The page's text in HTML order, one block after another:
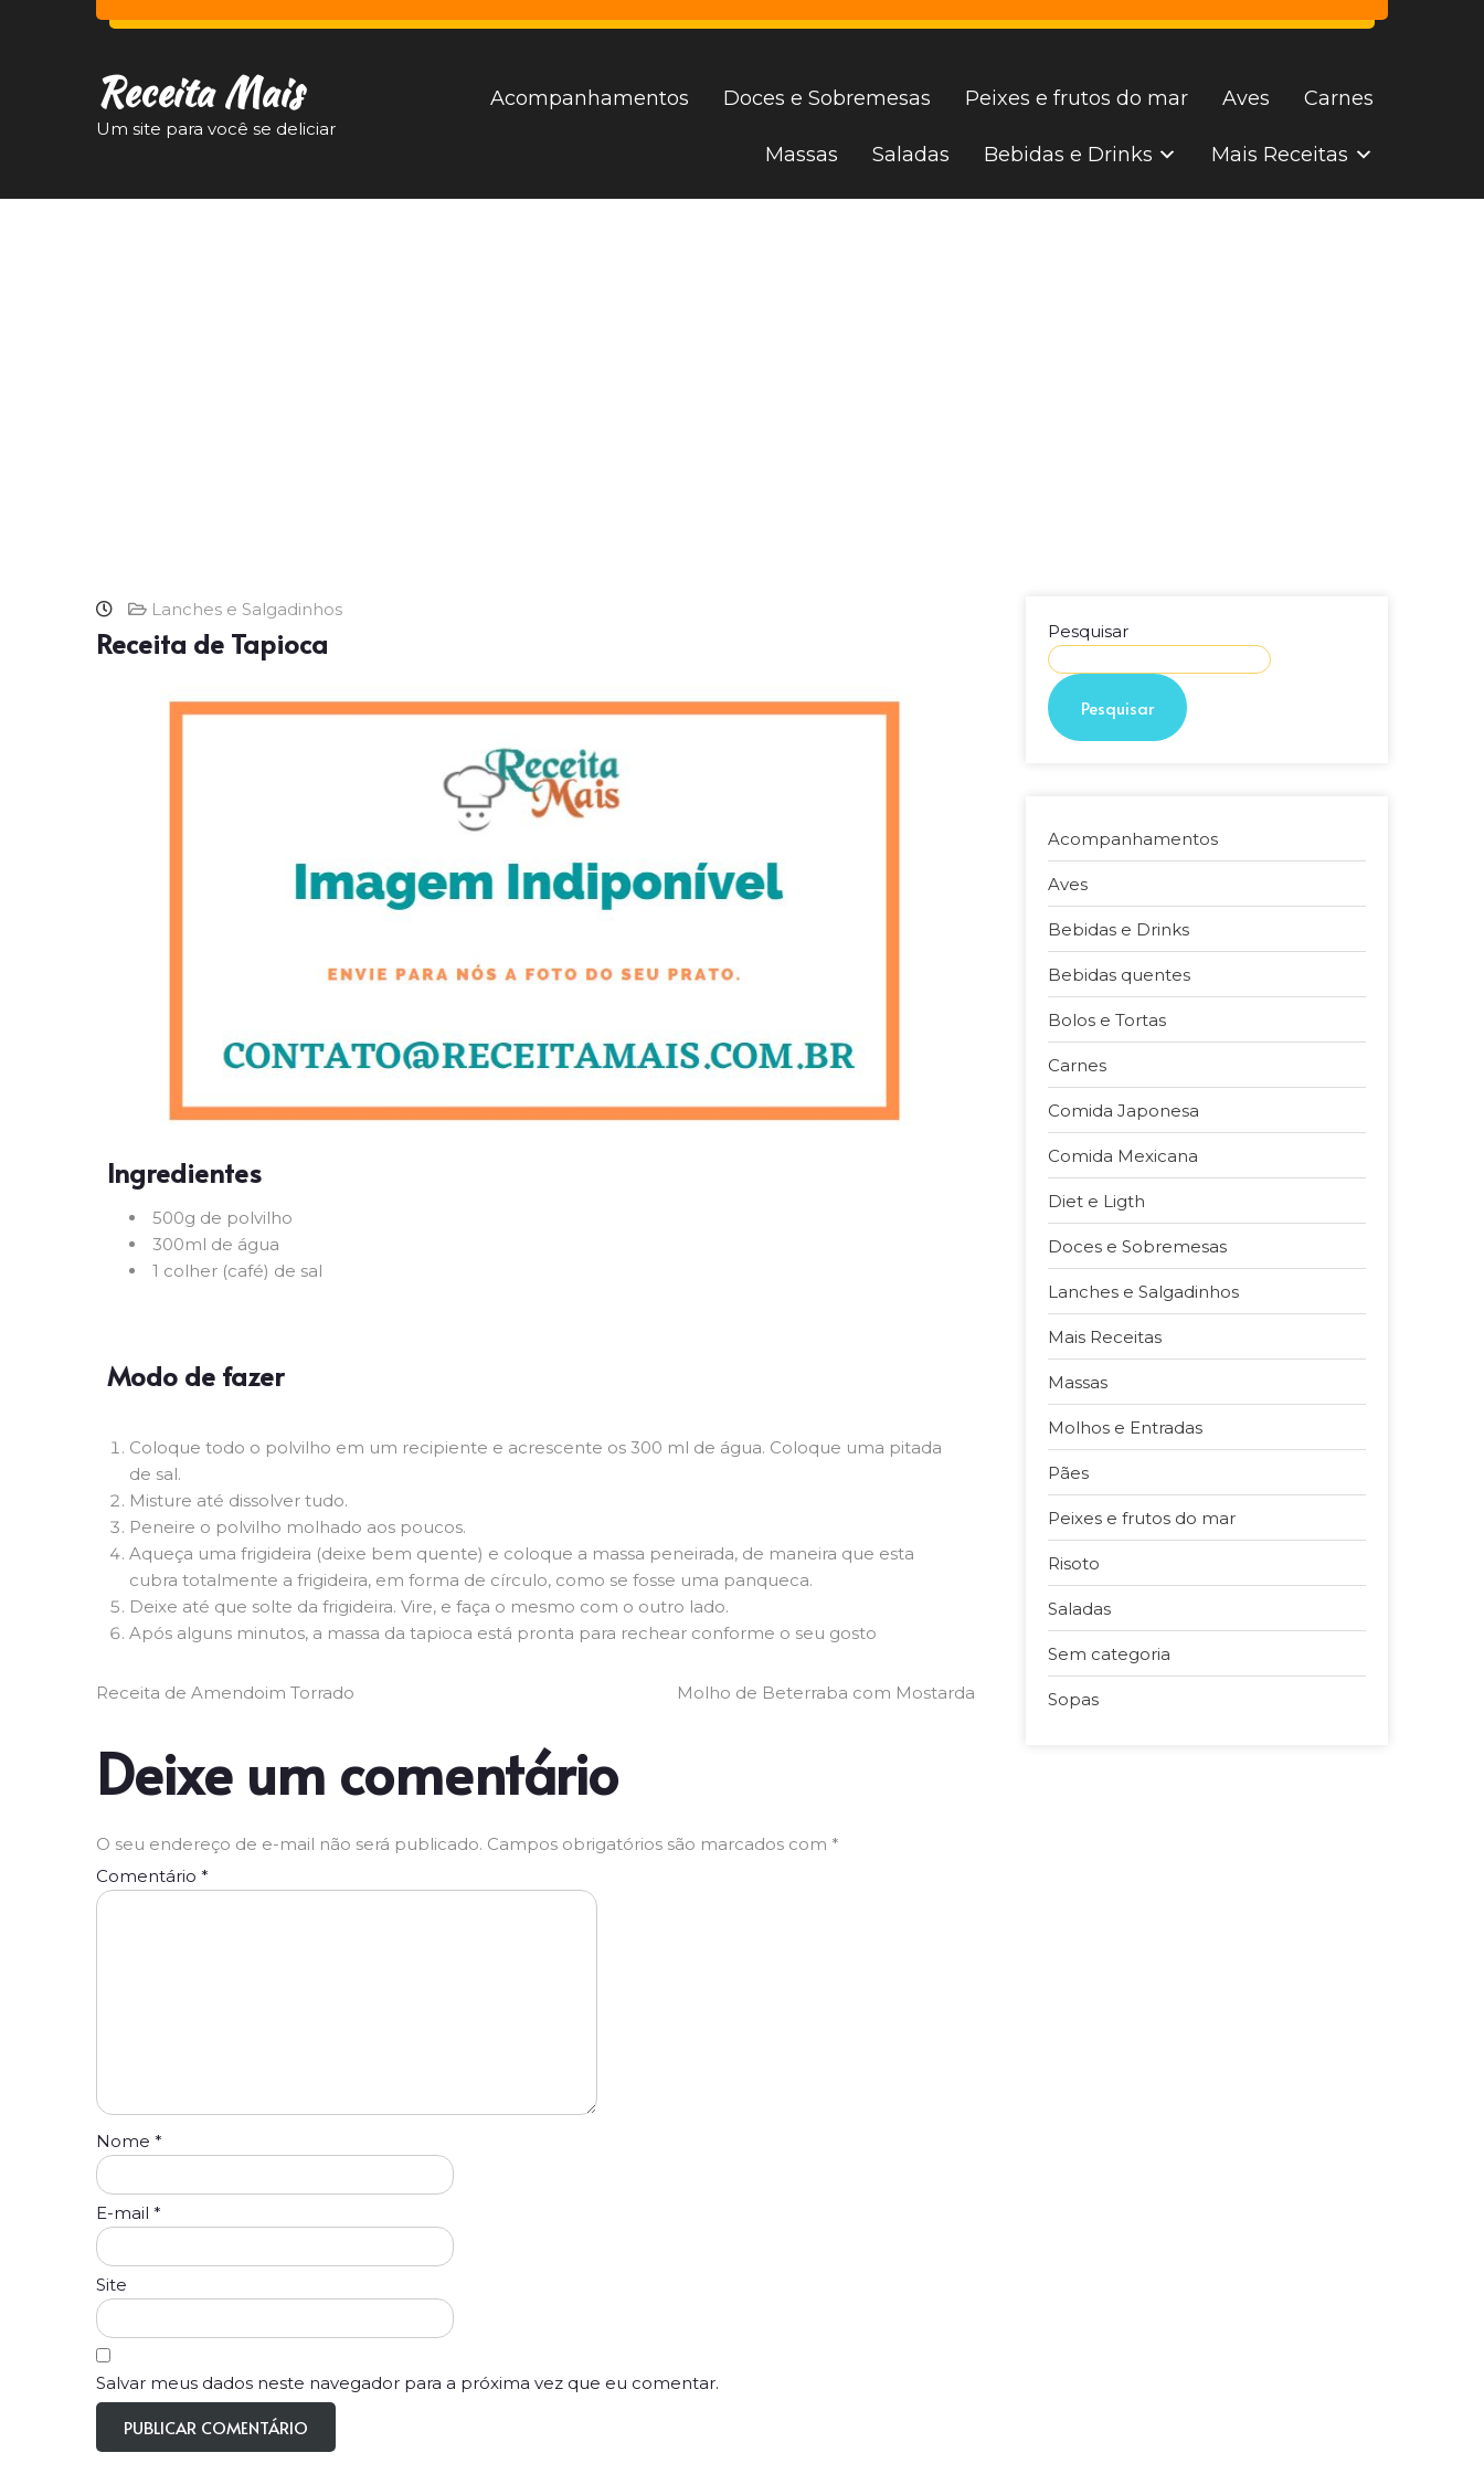
Receita Mais
Um site para você se deliciar
Acompanhamentos Doces e Sobremesas Peixes e frutos do mar Aves Carnes
Massas Saladas Bebidas e Drinks Mais Receitas
Lanches e Salgadinhos
Receita de Tapioca
Ingredientes
500g de polvilho
300ml de água
1 colher (café) de sal
Modo de fazer
Coloque todo o polvilho em um recipiente e acrescente os 300 ml de água. Coloque uma pitada
de sal.
Misture até dissolver tudo.
Peneire o polvilho molhado aos poucos.
Aqueça uma frigideira (deixe bem quente) e coloque a massa peneirada, de maneira que esta
cubra totalmente a frigideira, em forma de círculo, como se fosse uma panqueca.
Deixe até que solte da frigideira. Vire, e faça o mesmo com o outro lado.
Após alguns minutos, a massa da tapioca está pronta para rechear conforme o seu gosto
Receita de Amendoim Torrado Molho de Beterraba com Mostarda
Deixe um comentário
O seu endereço de e-mail não será publicado. Campos obrigatórios são marcados com *
Comentário *
Nome *
E-mail *
Site
Salvar meus dados neste navegador para a próxima vez que eu comentar.
Pesquisar
Pesquisar
Acompanhamentos
Aves
Bebidas e Drinks
Bebidas quentes
Bolos e Tortas
Carnes
Comida Japonesa
Comida Mexicana
Diet e Ligth
Doces e Sobremesas
Lanches e Salgadinhos
Mais Receitas
Massas
Molhos e Entradas
Pães
Peixes e frutos do mar
Risoto
Saladas
Sem categoria
Sopas